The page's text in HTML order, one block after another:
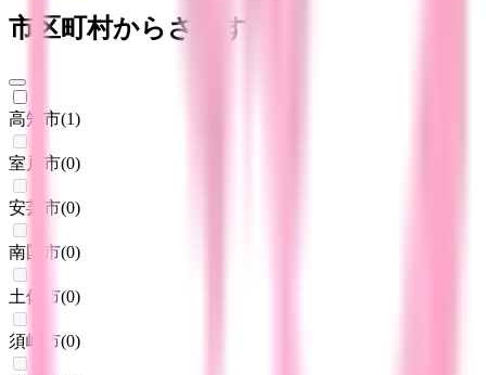
市区町村からさがす
高知市(1)
室戸市(0)
安芸市(0)
南国市(0)
土佐市(0)
須崎市(0)